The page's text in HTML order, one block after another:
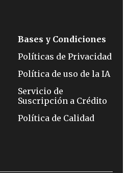
Bases y Condiciones
Políticas de Privacidad
Política de uso de la IA
Servicio de
Suscripción a Crédito
Política de Calidad